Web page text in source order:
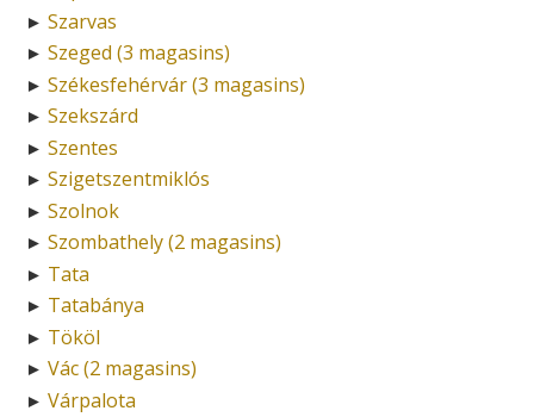
► Szarvas
► Szeged (3 magasins)
► Székesfehérvár (3 magasins)
► Szekszárd
► Szentes
► Szigetszentmiklós
► Szolnok
► Szombathely (2 magasins)
► Tata
► Tatabánya
► Tököl
► Vác (2 magasins)
► Várpalota